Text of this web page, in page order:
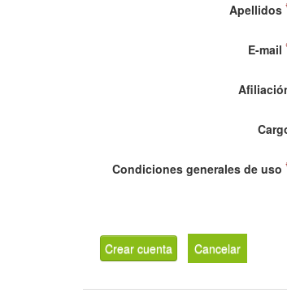
Apellidos
E-mail
Condiciones generales de uso
Crear cuenta Cancelar